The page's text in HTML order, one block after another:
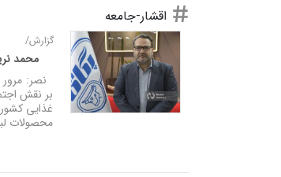
اقشار-جامعه
گزارش/
محمد
نصر:
بر نقش
غذایی
محصولات